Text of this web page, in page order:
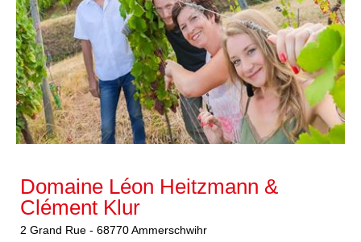
Domaine Léon Heitzmann &
Clément Klur
2 Grand Rue - 68770Ammerschwihr